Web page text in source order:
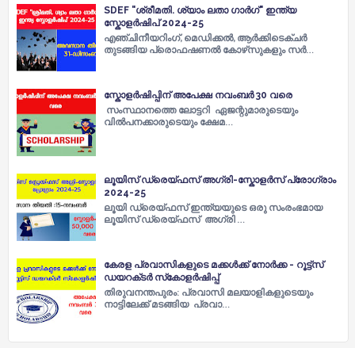
SDEF "ശ്രീമതി. ശ്യാം ലതാ ഗാർഗ്" ഇന്ത്യ
സ്കോളർഷിപ് 2024-25
എഞ്ചിനീയറിംഗ്, മെഡിക്കൽ, ആർക്കിടെക്ചർ
തുടങ്ങിയ പ്രൊഫഷണൽ കോഴ്‌സുകളും സർ…
സ്കോളർഷിപ്പിന് അപേക്ഷ നവംബർ 30 വരെ
സംസ്ഥാനത്തെ ലോട്ടറി ഏജന്റുമാരുടെയും
വിൽപനക്കാരുടെയും ക്ഷേമ…
ലൂയിസ് ഡ്രെയ്‌ഫസ് അഗ്രി-സ്കോളർസ്‌ പ്രോഗ്രാം
2024-25
ലൂയി ഡ്രെയ്‌ഫസ് ഇന്ത്യയുടെ ഒരു സംരംഭമായ
ലൂയിസ് ഡ്രെയ്‌ഫസ് അഗ്രി …
കേരള പ്രവാസികളുടെ മക്കൾക്ക് നോർക്ക - റൂട്ട്‌സ്
ഡയറക്‌ടർ സ്‌കോളർഷിപ്പ്
തിരുവനന്തപുരം: പ്രവാസി മലയാളികളുടെയും
നാട്ടിലേക്ക് മടങ്ങിയ പ്രവാ…